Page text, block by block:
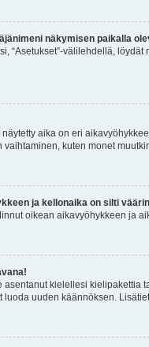
näkymisen paikalla
“Asetukset”-välilehdellä,
aika on eri
vaihtaminen, kuten monet
ja kellonaika on silti
oikean aikavyöhykkeen ja
asentanut kielellesi kielipakettia
luoda uuden käännöksen.